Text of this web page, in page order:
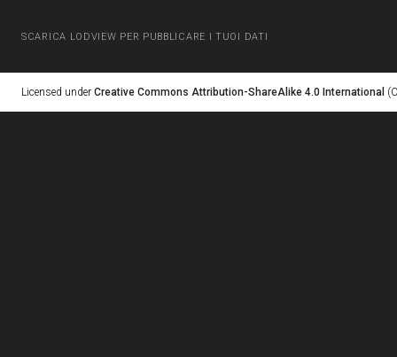
SCARICA LODVIEW PER PUBBLICARE I TUOI DATI
Licensed under Creative Commons Attribution-ShareAlike 4.0 International